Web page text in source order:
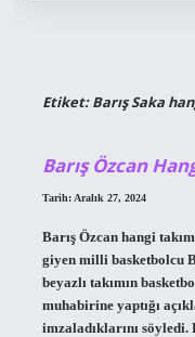
Etiket:Barış Saka
Barış Özcan
Tarih: Aralık 27, 2024
Barış Özcan hangi
giyen milli basketbolcu
beyazlı takımın
muhabirine yaptığı
imzaladıklarını söyledi.